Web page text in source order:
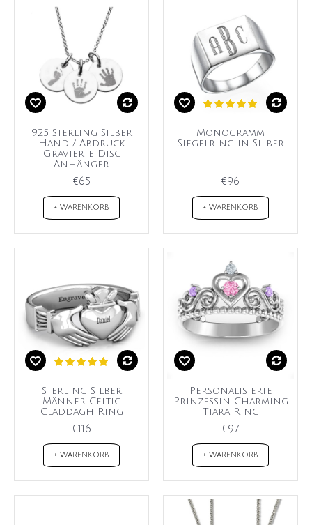
925 Sterling Silber
Hand / Abdruck
Gravierte Disc
Anhänger
€65
+ WARENKORB
Monogramm
Siegelring in Silber
€96
+ WARENKORB
Sterling Silber
Männer Celtic
Claddagh Ring
€116
+ WARENKORB
Personalisierte
Prinzessin Charming
Tiara Ring
€97
+ WARENKORB